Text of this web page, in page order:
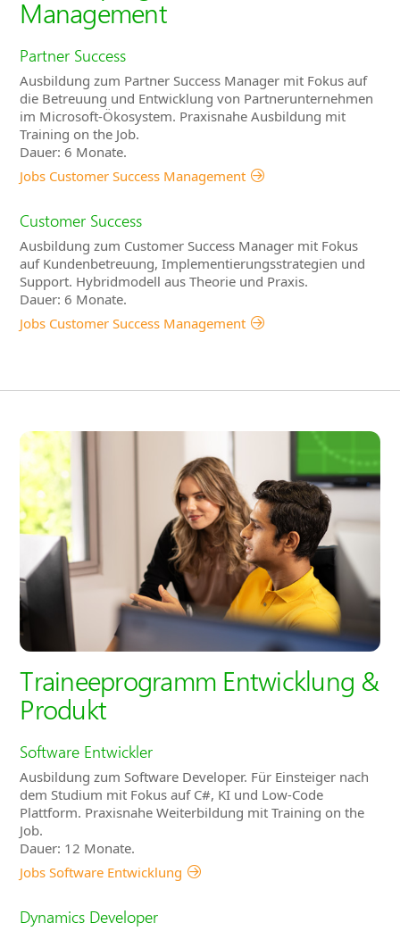
Management
Partner Success
Ausbildung zum Partner Success Manager mit Fokus auf
die Betreuung und Entwicklung von Partnerunternehmen
im Microsoft-Ökosystem. Praxisnahe Ausbildung mit
Training on the Job.
Dauer: 6 Monate.
Jobs Customer Success Management
Customer Success
Ausbildung zum Customer Success Manager mit Fokus
auf Kundenbetreuung, Implementierungsstrategien und
Support. Hybridmodell aus Theorie und Praxis.
Dauer: 6 Monate.
Jobs Customer Success Management
Traineeprogramm Entwicklung &
Produkt
Software Entwickler
Ausbildung zum Software Developer. Für Einsteiger nach
dem Studium mit Fokus auf C#, KI und Low-Code
Plattform. Praxisnahe Weiterbildung mit Training on the
Job.
Dauer: 12 Monate.
Jobs Software Entwicklung
Dynamics Developer